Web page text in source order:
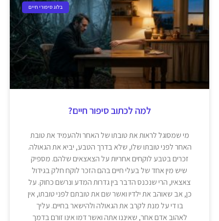
בלוג סיפורי חיים
למה לכתוב סיפור חיים?
מי שמסוגל לראות את טובתו של האחר ולהעמיד את טובת
האחר לפני טובתו שלו, שלא בדרך הטבע, יביא את הגאולה.
זכרים בטבע לוקחים אחריות על הצאצאים שלהם. מספיק
שיש מין אחד של בעלי חיים בהם הזכר לוקח חלק בגידול
צאצאיו, הרי שנכנס הדבר בין גדרות המדע ונרשם כחוק. על
כן, אב שאוהב את ילדיו ואשר שם את טובתם לפני טובתו, אין
בו די על מנת לקרב את הגאולה ולהישאר בחיים. עליך
לאהוב אדם אחר, שאיננו אתה ואשר דמו אינו זורם בדמך